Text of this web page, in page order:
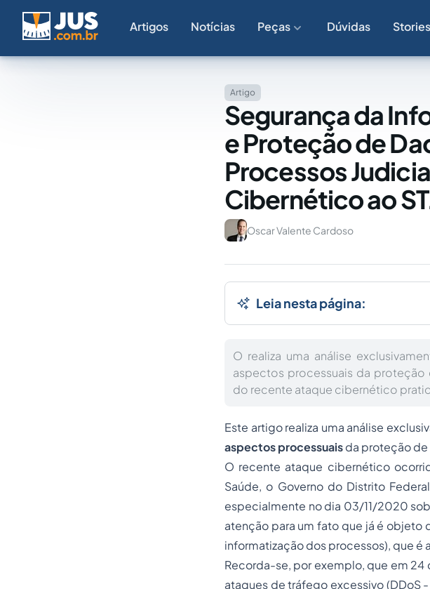
Artigos Notícias Peças Dúvidas Stories
Artigo
Segurança da
e Proteção de
Processos
Cibernético ao
Oscar Valente Cardoso
Leia nesta página:
O realiza uma análise
aspectos processuais da
do recente ataque cibernético
Este artigo realiza uma análise
aspectos processuaisda proteção de
O recente ataque cibernético
Saúde, o Governo do Distrito
especialmente no dia 03/11/2020
atenção para um fato que já é objeto
informatização dos processos), que é
Recorda-se, por exemplo, que em 24
ataques de tráfego excessivo (DDoS -